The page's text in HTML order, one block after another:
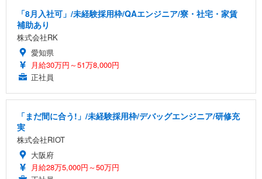
「8月入社可」/未経験採用枠/QAエンジニア/寮・社宅・家賃
補助あり
株式会社RK
愛知県
月給30万円～51万8,000円
正社員
「まだ間に合う!」/未経験採用枠/デバッグエンジニア/研修充
実
株式会社RIOT
大阪府
月給28万5,000円～50万円